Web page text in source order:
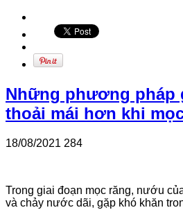
Những phương pháp
thoải mái hơn khi
18/08/2021 284
Trong giai đoạn mọc răng, nướu
và chảy nước dãi, gặp khó khăn